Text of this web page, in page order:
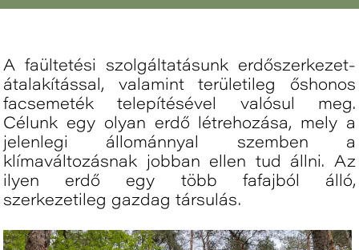
A faültetési szolgáltatásunk erdőszerkezet-
átalakítással, valamint területileg őshonos
facsemeték telepítésével valósul meg.
Célunk egy olyan erdő létrehozása, mely a
jelenlegi állománnyal szemben a
klímaváltozásnak jobban ellen tud állni. Az
ilyen erdő egy több fafajból álló,
szerkezetileg gazdag társulás.